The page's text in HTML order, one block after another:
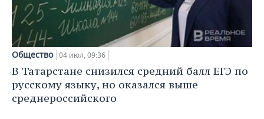
Общество 04 июл, 09:36
В Татарстане снизился средний балл ЕГЭ по
русскому языку, но оказался выше
среднероссийского